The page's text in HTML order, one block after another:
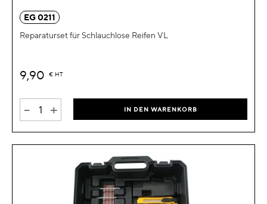
EG 0211
Reparaturset für Schlauchlose Reifen VL
9,90 € HT
- + IN DEN WARENKORB